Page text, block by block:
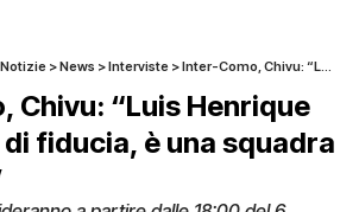
>News >Interviste >Inter-Como, Chivu: “Luis Henrique ha bisogno di fiducia, è una squadra fastidiosa”
Chivu: “Luis Henrique
fiducia, è una squadra